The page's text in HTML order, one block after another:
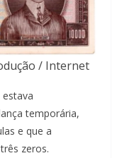
/ Internet
temporária,
e que a
zeros.